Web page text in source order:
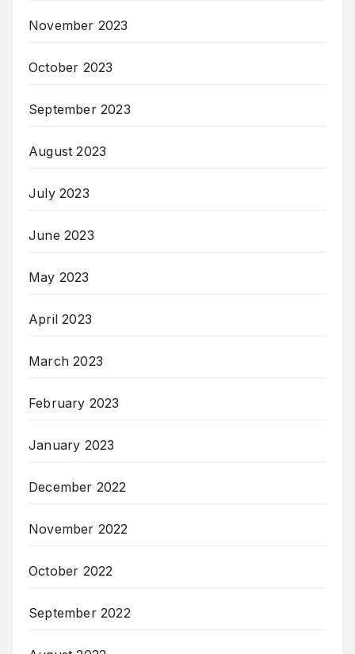
November 2023
October 2023
September 2023
August 2023
July 2023
June 2023
May 2023
April 2023
March 2023
February 2023
January 2023
December 2022
November 2022
October 2022
September 2022